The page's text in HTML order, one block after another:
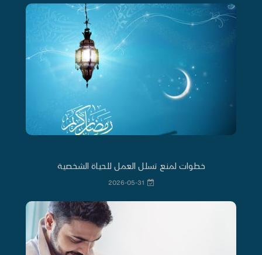
خطوات لمنع تسلل العمل للحياة الشخصية
2026-05-31